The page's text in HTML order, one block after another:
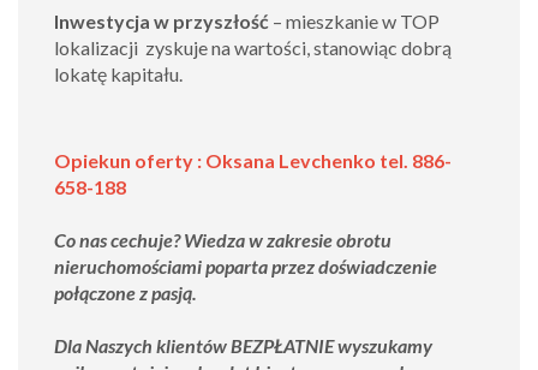
Inwestycja w przyszłość – mieszkanie w TOP
lokalizacji zyskuje na wartości, stanowiąc dobrą
lokatę kapitału.
Opiekun oferty : Oksana Levchenko tel. 886-
658-188
Co nas cechuje? Wiedza w zakresie obrotu
nieruchomościami poparta przez doświadczenie
połączone z pasją.
Dla Naszych klientów BEZPŁATNIE wyszukamy